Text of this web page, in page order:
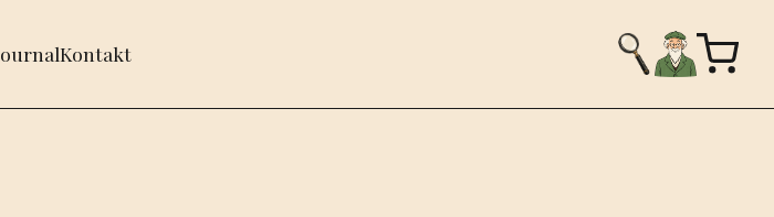
Kontakt